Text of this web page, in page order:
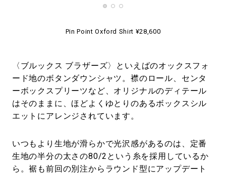
Pin Point Oxford Shirt ¥28,600
〈ブルックス ブラザーズ〉といえばのオックスフォ
ード地のボタンダウンシャツ。襟のロール、センタ
ーボックスプリーツなど、オリジナルのディテール
はそのままに、ほどよくゆとりのあるボックスシル
エットにアレンジされています。
いつもより生地が滑らかで光沢感があるのは、定番
生地の半分の太さの80/2という糸を採用しているか
ら。裾も前回の別注からラウンド型にアップデート